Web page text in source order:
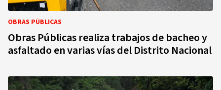
OBRAS PÚBLICAS
Obras Públicas realiza trabajos de bacheo y
asfaltado en varias vías del Distrito Nacional